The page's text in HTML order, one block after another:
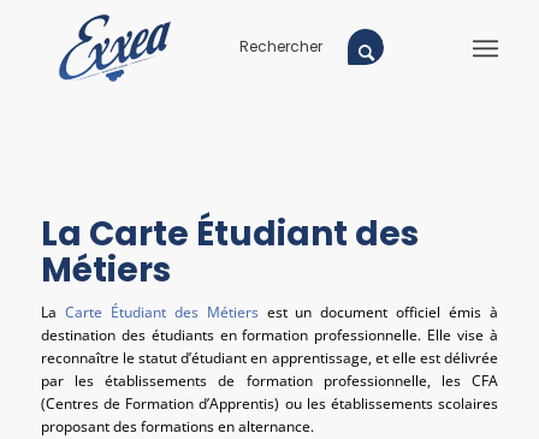
La Carte Étudiant des
Métiers
La Carte Étudiant des Métiers est un document officiel émis à
destination des étudiants en formation professionnelle. Elle vise à
reconnaître le statut d’étudiant en apprentissage, et elle est délivrée
par les établissements de formation professionnelle, les CFA
(Centres de Formation d’Apprentis) ou les établissements scolaires
proposant des formations en alternance.